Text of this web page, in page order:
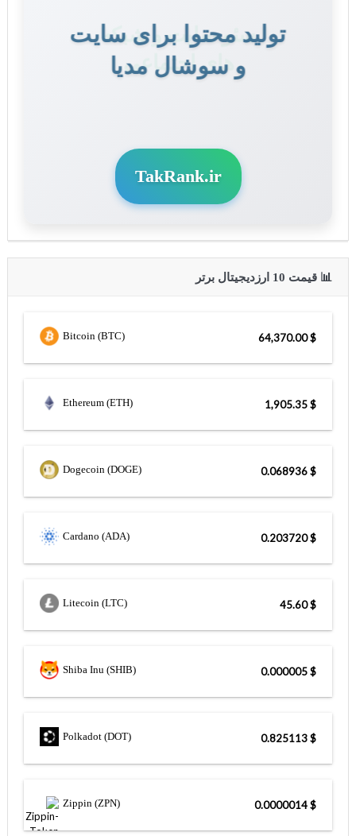
تولید محتوا برای سایت
و سوشال مدیا
TakRank.ir
📊 قیمت 10 ارزدیجیتال برتر
Bitcoin (BTC) $ 64,370.00
Ethereum (ETH) $ 1,905.35
Dogecoin (DOGE) $ 0.068936
Cardano (ADA) $ 0.203720
Litecoin (LTC) $ 45.60
Shiba Inu (SHIB) $ 0.000005
Polkadot (DOT) $ 0.825113
Zippin (ZPN) $ 0.0000014